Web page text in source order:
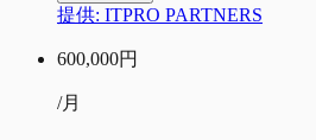
提供: ITPRO PARTNERS
600,000円
/月